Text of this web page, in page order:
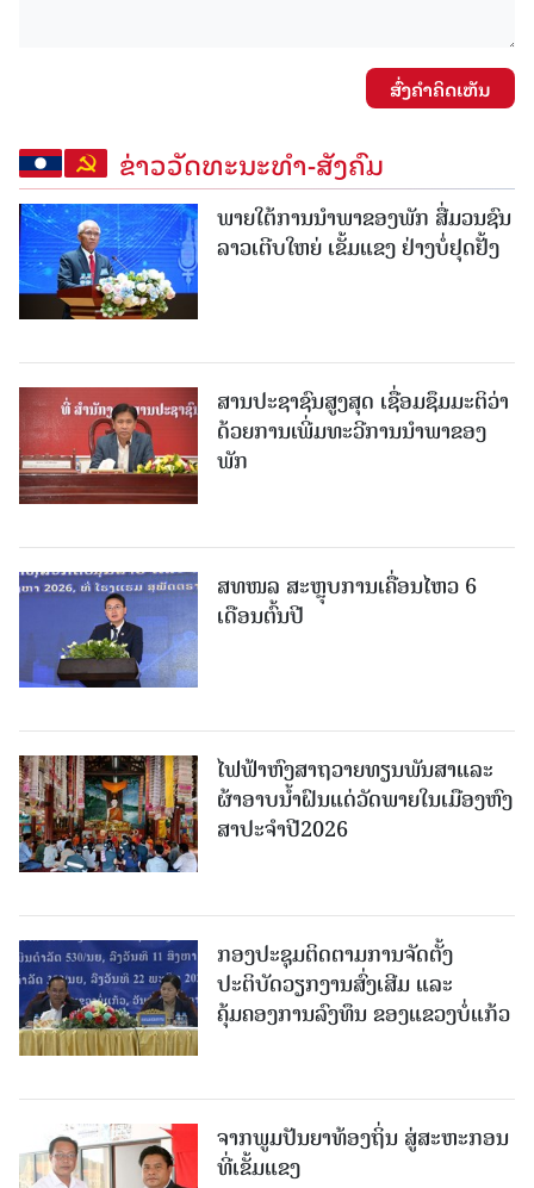
ສົ່ງຄໍາຄິດເຫັນ
ຂ່າວວັດທະນະທຳ-ສັງຄົມ
ພາຍໃຕ້ການນໍາພາຂອງພັກ ສື່ມວນຊົນ
ລາວເຕີບໃຫຍ່ ເຂັ້ມແຂງ ຢ່າງບໍ່ຢຸດຢັ້ງ
ສານປະຊາຊົນສູງສຸດ ເຊື່ອມຊຶມມະຕິວ່າ
ດ້ວຍການເພີ່ມທະວີການນຳພາຂອງ
ພັກ
ສທໜລ ສະຫຼຸບການເຄື່ອນໄຫວ 6
ເດືອນຕົ້ນປີ
ໄຟຟ້າຫົງສາຖວາຍທຽນພັນສາແລະ
ຜ້າອາບນໍ້າຝົນແດ່ວັດພາຍໃນເມືອງຫົງ
ສາປະຈໍາປີ2026
ກອງປະຊຸມຕິດຕາມການຈັດຕັ້ງ
ປະຕິບັດວຽກງານສົ່ງເສີມ ແລະ
ຄຸ້ມຄອງການລົງທຶນ ຂອງແຂວງບໍ່ແກ້ວ
ຈາກພູມປັນຍາທ້ອງຖິ່ນ ສູ່ສະຫະກອນ
ທີ່ເຂັ້ມແຂງ